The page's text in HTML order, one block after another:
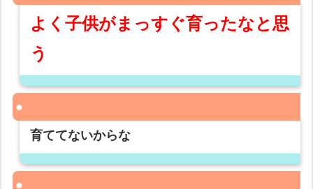
よく子供がまっすぐ育ったなと思
う
育ててないからな